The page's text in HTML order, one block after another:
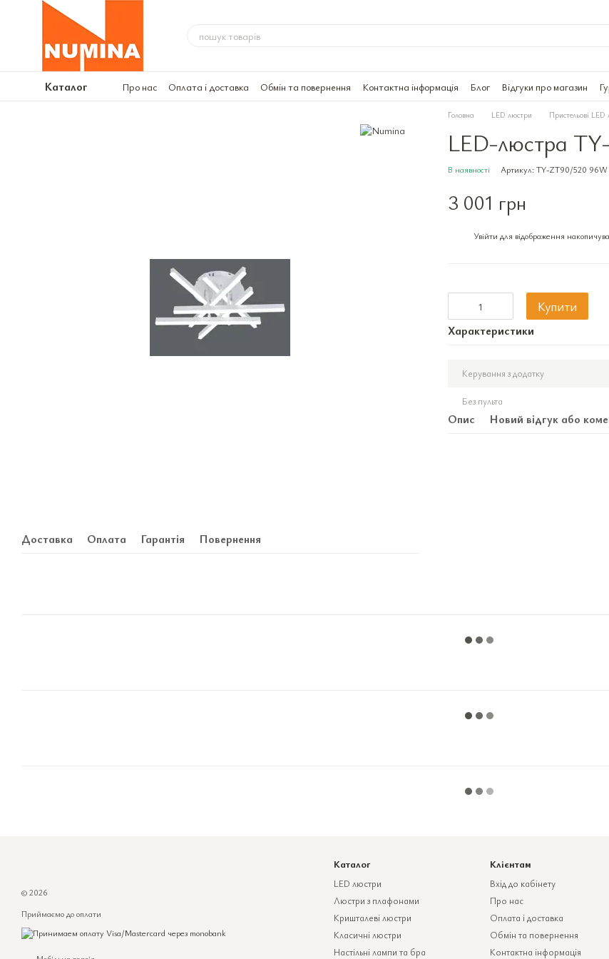
Перейти до основного контенту
Каталог Про нас Оплата і доставка Обмін та повернення Контактна інформація Блог Відгуки про магазин
Доставка Оплата Гарантія Повернення
Головна LED люстри Пристельові LED
LED-люстра
В наявності Артикул: TY-ZT90/520
3 001 грн
Увійти для відображення
Купити
Характеристики
Керування з додатку
Без пульта
Опис Новий відгук або
© 2026
Приймаємо до оплати
Каталог
LED люстри
Люстри з плафонами
Кришталеві люстри
Класичні люстри
Настільні лампи та бра
Клієнтам
Вхід до кабінету
Про нас
Оплата і доставка
Обмін та повернення
Контактна інформація